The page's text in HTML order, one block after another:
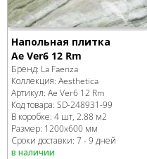
Напольная плитка
Ae Ver6 12 Rm
Бренд: La Faenza
Коллекция: Aesthetica
Артикул: Ae Ver6 12 Rm
Код товара: SD-248931-99
В коробке: 4 шт, 2.88 м2
Размер: 1200x600 мм
Сроки доставки: 7 - 9 дней
в наличии